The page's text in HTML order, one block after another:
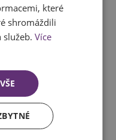
které
shromáždili
služeb.Více